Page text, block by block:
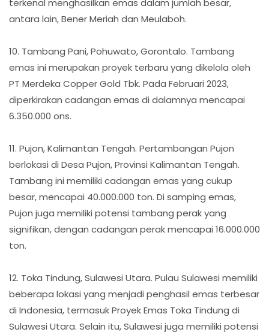
terkenal menghasilkan emas dalam jumlah besar,
antara lain, Bener Meriah dan Meulaboh.
10. Tambang Pani, Pohuwato, Gorontalo. Tambang
emas ini merupakan proyek terbaru yang dikelola oleh
PT Merdeka Copper Gold Tbk. Pada Februari 2023,
diperkirakan cadangan emas di dalamnya mencapai
6.350.000 ons.
11. Pujon, Kalimantan Tengah. Pertambangan Pujon
berlokasi di Desa Pujon, Provinsi Kalimantan Tengah.
Tambang ini memiliki cadangan emas yang cukup
besar, mencapai 40.000.000 ton. Di samping emas,
Pujon juga memiliki potensi tambang perak yang
signifikan, dengan cadangan perak mencapai 16.000.000
ton.
12. Toka Tindung, Sulawesi Utara. Pulau Sulawesi memiliki
beberapa lokasi yang menjadi penghasil emas terbesar
di Indonesia, termasuk Proyek Emas Toka Tindung di
Sulawesi Utara. Selain itu, Sulawesi juga memiliki potensi